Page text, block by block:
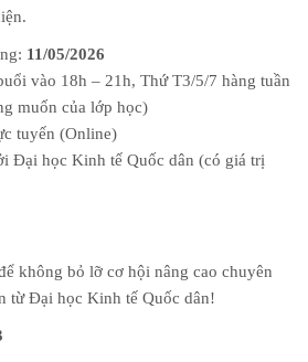
11/05/2026
vào 18h – 21h, Thứ T3/5/7 hàng tuần
muốn của lớp học)
tuyến (Online)
Đại học Kinh tế Quốc dân (có giá trị
không bỏ lỡ cơ hội nâng cao chuyên
từ Đại học Kinh tế Quốc dân!